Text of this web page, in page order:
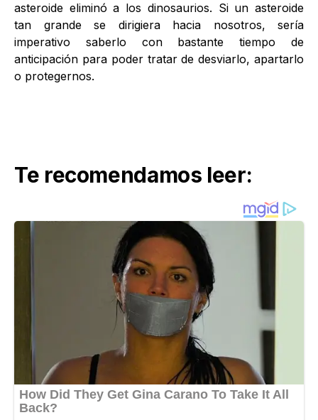
asteroide eliminó a los dinosaurios. Si un asteroide
tan grande se dirigiera hacia nosotros, sería
imperativo saberlo con bastante tiempo de
anticipación para poder tratar de desviarlo, apartarlo
o protegernos.
Te recomendamos leer: